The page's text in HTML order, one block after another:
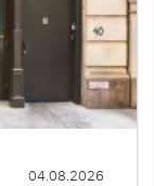
04.08.2026